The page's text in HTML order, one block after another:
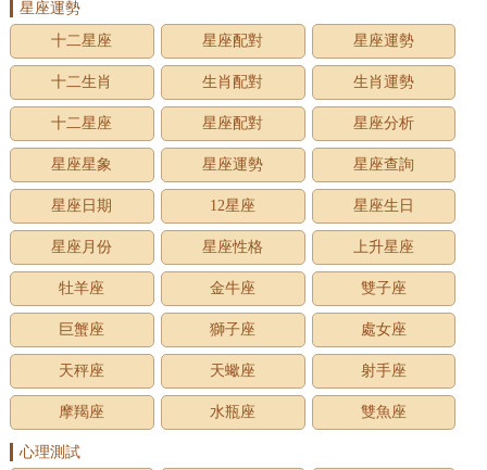
星座運勢
十二星座
星座配對 星座運勢
十二生肖 生肖配對 生肖運勢
十二星座 星座配對 星座分析
星座星象 星座運勢 星座查詢
星座日期 12星座 星座生日
星座月份 星座性格 上升星座
牡羊座 金牛座 雙子座
巨蟹座 獅子座 處女座
天秤座 天蠍座 射手座
摩羯座 水瓶座 雙魚座
心理測試